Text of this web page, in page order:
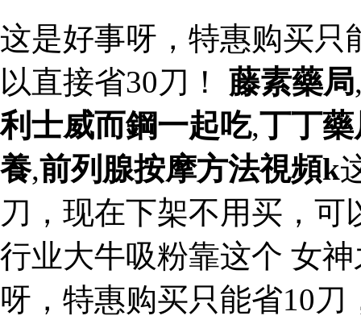
这是好事呀，特惠购买只
以直接省30刀！ 藤素藥局
利士威而鋼一起吃,丁丁
養,前列腺按摩方法視頻k
刀，现在下架不用买，可
行业大牛吸粉靠这个 女
呀，特惠购买只能省10